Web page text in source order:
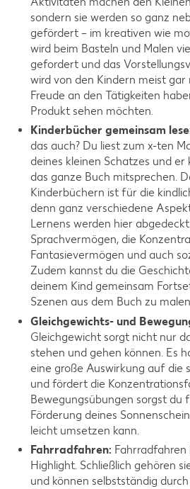
sondern sie werden so ganz
gefördert – im kreativen wie
wird beim Basteln und Malen
gefordert und das
wird von den Kindern meist
Freude an den Tätigkeiten
Produkt sehen möchten.
Kinderbücher gemeinsam
das auch? Du liest zum x-ten
deines kleinen Schatzes und er
das ganze Buch mitsprechen.
Kinderbüchern ist für die
denn ganz verschiedene
Lernens werden hier
Sprachvermögen, die
Fantasievermögen und auch
Zudem kannst du die
deinem Kind gemeinsam
Szenen aus dem Buch zu
Gleichgewichts- und
Gleichgewicht sorgt nicht nur
stehen und gehen können. Es
eine große Auswirkung auf die
und fördert die
Bewegungsübungen sorgst du
Förderung deines
leicht umsetzen kann.
Fahrradfahren:
Highlight. Schließlich gehören
und können selbstständig